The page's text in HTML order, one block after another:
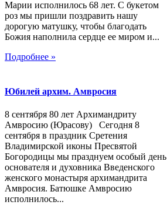
Марии исполнилось 68 лет. С букетом
роз мы пришли поздравить нашу
дорогую матушку, чтобы благодать
Божия наполнила сердце ее миром и...
Подробнее »
Юбилей архим. Амвросия
8 сентября 80 лет Архимандриту
Амвросию (Юрасову) Сегодня 8
сентября в праздник Сретения
Владимирской иконы Пресвятой
Богородицы мы празднуем особый день
основателя и духовника Введенского
женского монастыря архимандрита
Амвросия. Батюшке Амвросию
исполнилось...